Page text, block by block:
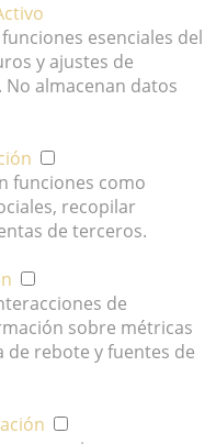
esenciales del
y ajustes de
almacenan datos
funciones como
recopilar
de terceros.
de
sobre métricas
de rebote y fuentes de